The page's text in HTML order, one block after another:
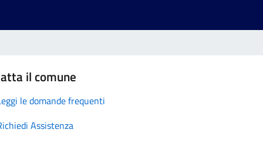
il comune
le domande frequenti
Assistenza